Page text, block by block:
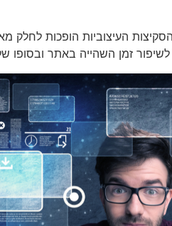
העיצוביות הופכות לחלק
זמן השהייה באתר